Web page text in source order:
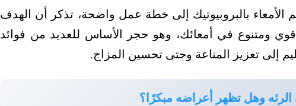
بالبروبيوتيك إلى خطة عمل واضحة، تذكر أن الهدف
قوي ومتنوع في أمعائك، وهو حجر الأساس للعديد من فوائد
إلى تعزيز المناعة وحتى تحسين المزاج.
وهل تظهر أعراضه مبكرًا؟